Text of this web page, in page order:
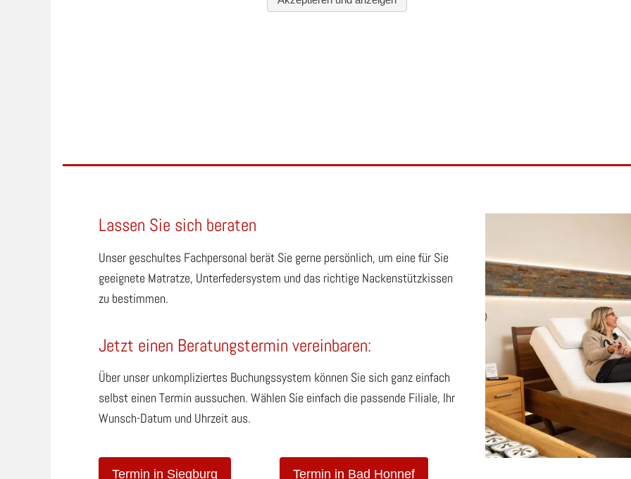
Lassen Sie sich beraten
Unser geschultes Fachpersonal berät Sie gerne persönlich, um eine für Sie
geeignete Matratze, Unterfedersystem und das richtige Nackenstützkissen
zu bestimmen.
Jetzt einen Beratungstermin vereinbaren:
Über unser unkompliziertes Buchungssystem können Sie sich ganz einfach
selbst einen Termin aussuchen. Wählen Sie einfach die passende Filiale, Ihr
Wunsch-Datum und Uhrzeit aus.
Termin in Siegburg Termin in Bad Honnef